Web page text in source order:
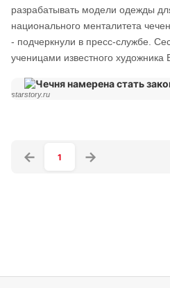
разрабатывать модели одежды
национального менталитета
- подчеркнули в пресс-службе.
ученицами известного художника
starstory.ru
1